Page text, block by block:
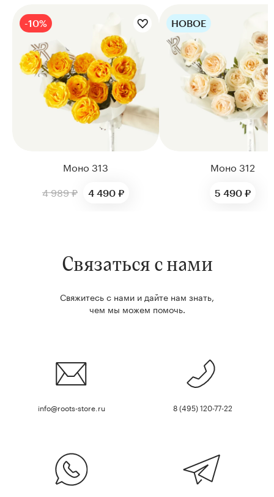
-10%
Моно 313
4 989 ₽
4 490 ₽
Цветы букета:
НОВОЕ
Моно 312
5 490 ₽
Связаться с нами
Свяжитесь с нами и дайте нам знать,
чем мы можем помочь.
info@roots-store.ru 8 (495) 120-77-22